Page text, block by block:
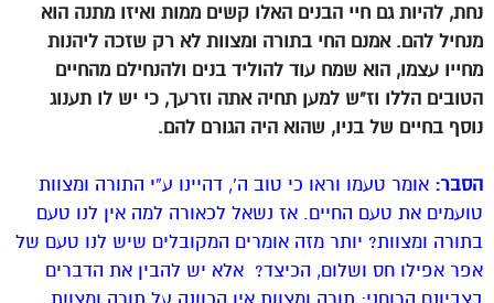
נחת, להיות גם חיי הבנים האלו קשים ממות ואיזו מתנה הוא
מנחיל להם. אמנם החי בתורה ומצוות לא רק שזכה ליהנות
מחייו עצמו, הוא שמח עוד להוליד בנים ולהנחילם מהחיים
הטובים הללו וז”ש למען תחיה אתה וזרעך, כי יש לו תענוג
נוסף בחיים של בניו, שהוא היה הגורם להם.
הסבר: אומר טעמו וראו כי טוב ה’, דהיינו ע”י התורה ומצוות
טועמים את טעם החיים. אז נשאל לכאורה למה אין לנו טעם
בתורה ומצוות? יותר מזה אומרים המקובלים שיש לנו טעם של
אפר אפילו חס ושלום, הכיצד? אלא יש להבין את הדברים